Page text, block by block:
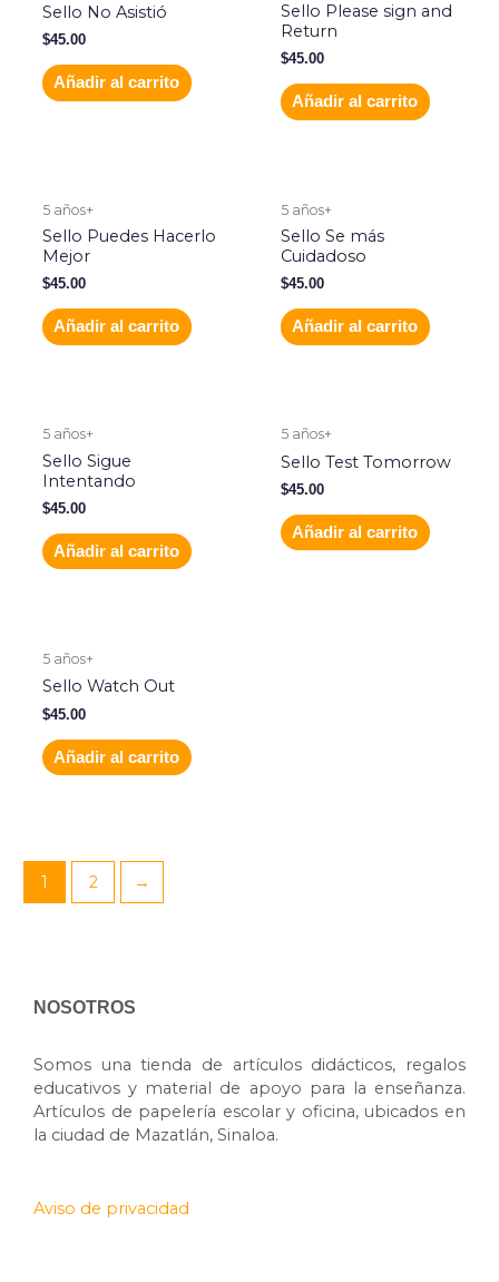
Sello No Asistió
$45.00
Añadir al carrito
Sello Please sign and
Return
$45.00
Añadir al carrito
5 años+
Sello Puedes Hacerlo
Mejor
$45.00
Añadir al carrito
5 años+
Sello Se más
Cuidadoso
$45.00
Añadir al carrito
5 años+
Sello Sigue
Intentando
$45.00
Añadir al carrito
5 años+
Sello Test Tomorrow
$45.00
Añadir al carrito
5 años+
Sello Watch Out
$45.00
Añadir al carrito
1 2 →
NOSOTROS
Somos una tienda de artículos didácticos, regalos
educativos y material de apoyo para la enseñanza.
Artículos de papelería escolar y oficina, ubicados en
la ciudad de Mazatlán, Sinaloa.
Aviso de privacidad